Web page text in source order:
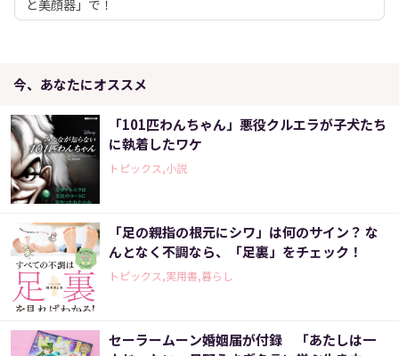
と美顔器」で！
今、あなたにオススメ
「101匹わんちゃん」悪役クルエラが子犬たち
に執着したワケ
トピックス,小説
「足の親指の根元にシワ」は何のサイン？ な
んとなく不調なら、「足裏」をチェック！
トピックス,実用書,暮らし
セーラームーン婚姻届が付録 「あたしは一